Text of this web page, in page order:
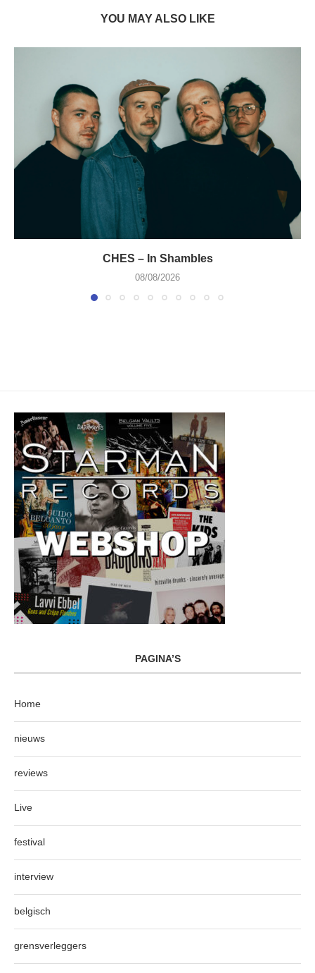
YOU MAY ALSO LIKE
CHES – In Shambles
08/08/2026
PAGINA’S
Home
nieuws
reviews
Live
festival
interview
belgisch
grensverleggers